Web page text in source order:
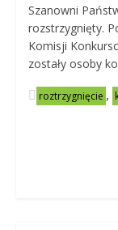
Szanowni
rozstrzygnięty.
Komisji
zostały osoby
roztrzygnięcie ,